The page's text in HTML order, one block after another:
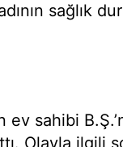
sağlık
ev sahibi
Olayla ilgili